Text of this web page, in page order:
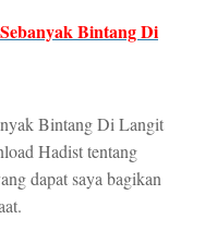
Bintang Di
Bintang Di Langit
Hadist tentang
dapat saya bagikan